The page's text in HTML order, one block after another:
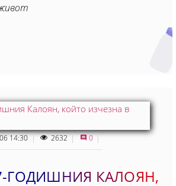
14:30 2632 0
ГОДИШНИЯ КАЛОЯН,